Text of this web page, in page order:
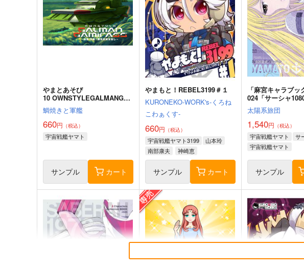
やまとあそび
10 OWNSTYLEGALMANGA
MIRASS 後章・決戦！銀河回
廊波高し
鯛焼きと軍艦
660円 （税込）
宇宙戦艦ヤマト
サンプル カート
やまもと！REBEL3199＃１
KURONEKO-WORK's-くろね
こわぁくす-
660円 （税込）
宇宙戦艦ヤマト3199
山本玲
南部康夫
神崎恵
サンプル カート
「麻宮キャラブッ
024「サーシャ
マトよ永遠に-」
太陽系旅団
1,540円 （税込）
宇宙戦艦ヤマト
サ
宇宙戦艦ヤマト
サンプル